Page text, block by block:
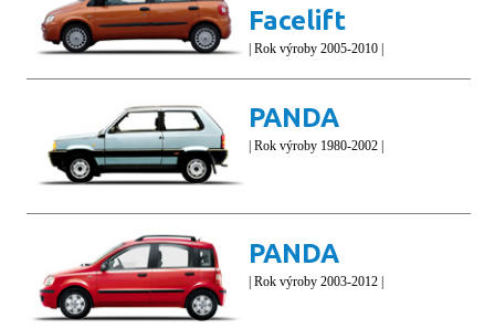
Facelift
| Rok výroby 2005-2010 |
PANDA
| Rok výroby 1980-2002 |
PANDA
| Rok výroby 2003-2012 |